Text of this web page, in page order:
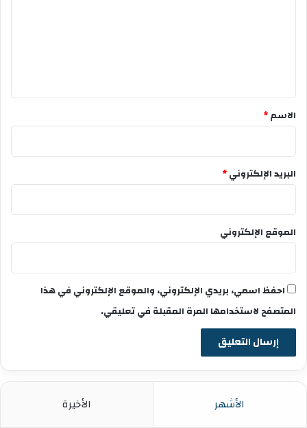
*
الاسم*
البريد الإلكتروني*
الموقع الإلكتروني
احفظ اسمي، بريدي الإلكتروني، والموقع الإلكتروني في هذا
المتصفح لاستخدامها المرة المقبلة في تعليقي.
الأشهر الأخيرة